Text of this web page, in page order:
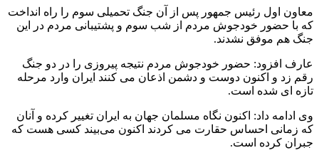
معاون اول رئیس جمهور پس از آن جنگ تحمیلی سوم را راه انداخت
که با حضور خودجوش مردم از شب سوم و پشتیبانی مردم در این
جنگ هم موفق نشدند.
عارف افزود: حضور خودجوش مردم نتیجه پیروزی را در دو جنگ
رقم زد و اکنون دوست و دشمن اذعان می کنند ایران وارد مرحله
تازه ای شده است.
وی ادامه داد: اکنون نگاه مسلمان جهان به ایران تغییر کرده و آنان
که زمانی احساس حقارت می کردند اکنون می‌بیند کسی هست که
جبران کرده است.